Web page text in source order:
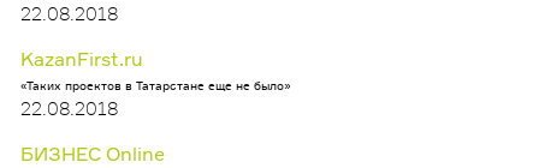
22.08.2018
KazanFirst.ru
«Таких проектов в Татарстане еще не было»
22.08.2018
БИЗНЕС Online